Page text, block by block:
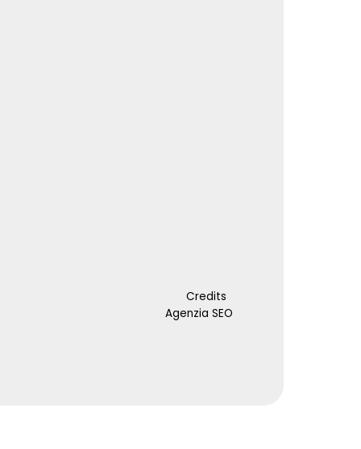
Credits
Agenzia SEO